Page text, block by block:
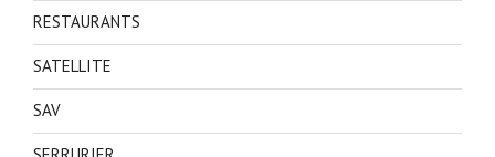
RESTAURANTS
SATELLITE
SAV